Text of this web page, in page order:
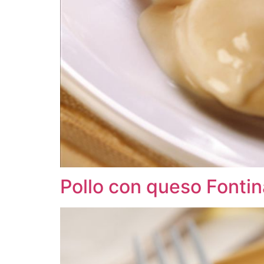
Pollo con queso